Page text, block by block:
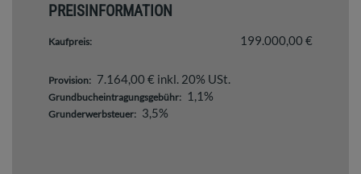
PREISINFORMATION
Kaufpreis: 199.000,00 €
Provision: 7.164,00 € inkl. 20% USt.
Grundbucheintragungsgebühr: 1,1%
Grunderwerbsteuer: 3,5%